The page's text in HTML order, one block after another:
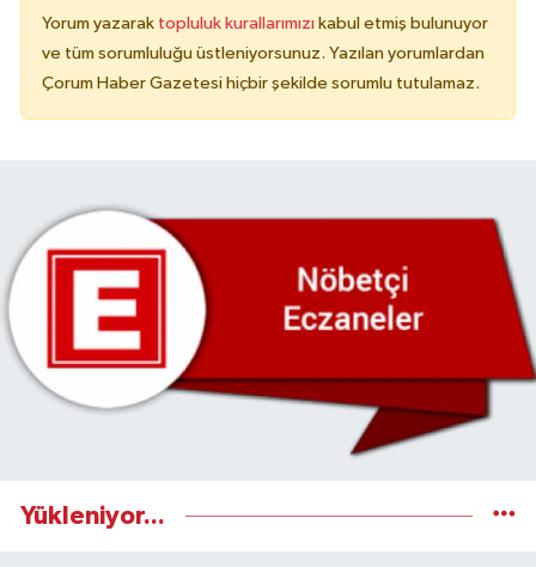
Yorum yazarak topluluk kurallarımızı kabul etmiş bulunuyor
ve tüm sorumluluğu üstleniyorsunuz. Yazılan yorumlardan
Çorum Haber Gazetesi hiçbir şekilde sorumlu tutulamaz.
Yükleniyor...